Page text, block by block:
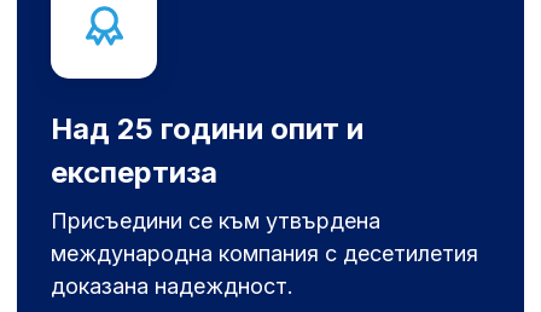
Над 25 години опит и
експертиза
Присъедини се към утвърдена
международна компания с десетилетия
доказана надеждност.